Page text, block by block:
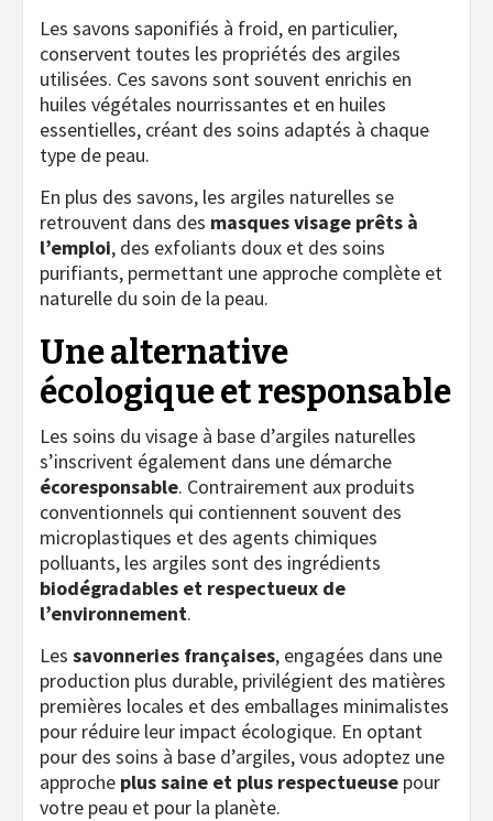
Les savons saponifiés à froid, en particulier,
conservent toutes les propriétés des argiles
utilisées. Ces savons sont souvent enrichis en
huiles végétales nourrissantes et en huiles
essentielles, créant des soins adaptés à chaque
type de peau.
En plus des savons, les argiles naturelles se
retrouvent dans des masques visage prêts à
l’emploi, des exfoliants doux et des soins
purifiants, permettant une approche complète et
naturelle du soin de la peau.
Une alternative
écologique et responsable
Les soins du visage à base d’argiles naturelles
s’inscrivent également dans une démarche
écoresponsable. Contrairement aux produits
conventionnels qui contiennent souvent des
microplastiques et des agents chimiques
polluants, les argiles sont des ingrédients
biodégradables et respectueux de
l’environnement.
Les savonneries françaises, engagées dans une
production plus durable, privilégient des matières
premières locales et des emballages minimalistes
pour réduire leur impact écologique. En optant
pour des soins à base d’argiles, vous adoptez une
approche plus saine et plus respectueuse pour
votre peau et pour la planète.